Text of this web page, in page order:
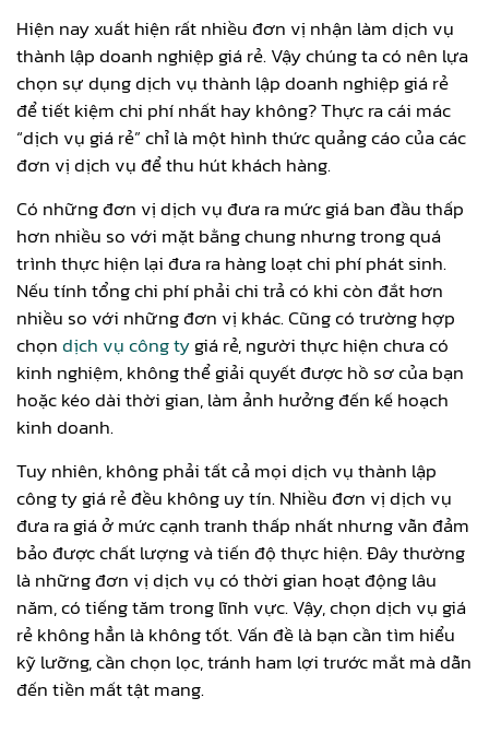
Hiện nay xuất hiện rất nhiều đơn vị nhận làm dịch vụ
thành lập doanh nghiệp giá rẻ. Vậy chúng ta có nên lựa
chọn sự dụng dịch vụ thành lập doanh nghiệp giá rẻ
để tiết kiệm chi phí nhất hay không? Thực ra cái mác
“dịch vụ giá rẻ” chỉ là một hình thức quảng cáo của các
đơn vị dịch vụ để thu hút khách hàng.
Có những đơn vị dịch vụ đưa ra mức giá ban đầu thấp
hơn nhiều so với mặt bằng chung nhưng trong quá
trình thực hiện lại đưa ra hàng loạt chi phí phát sinh.
Nếu tính tổng chi phí phải chi trả có khi còn đắt hơn
nhiều so với những đơn vị khác. Cũng có trường hợp
chọndịch vụ công tygiá rẻ, người thực hiện chưa có
kinh nghiệm, không thể giải quyết được hồ sơ của bạn
hoặc kéo dài thời gian, làm ảnh hưởng đến kế hoạch
kinh doanh.
Tuy nhiên, không phải tất cả mọi dịch vụ thành lập
công ty giá rẻ đều không uy tín. Nhiều đơn vị dịch vụ
đưa ra giá ở mức cạnh tranh thấp nhất nhưng vẫn đảm
bảo được chất lượng và tiến độ thực hiện. Đây thường
là những đơn vị dịch vụ có thời gian hoạt động lâu
năm, có tiếng tăm trong lĩnh vực. Vậy, chọn dịch vụ giá
rẻ không hẳn là không tốt. Vấn đề là bạn cần tìm hiểu
kỹ lưỡng, cần chọn lọc, tránh ham lợi trước mắt mà dẫn
đến tiền mất tật mang.